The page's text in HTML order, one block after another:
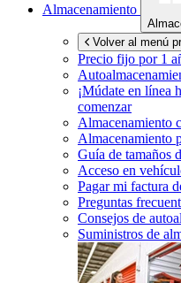
Almacenamiento
Volver al menú
Precio fijo por 1
¡Múdate en línea
comenzar
Almacenamiento
Almacenamiento
Guía de tamaños
Acceso en
Pagar mi factura
Preguntas
Consejos de
Suministros de